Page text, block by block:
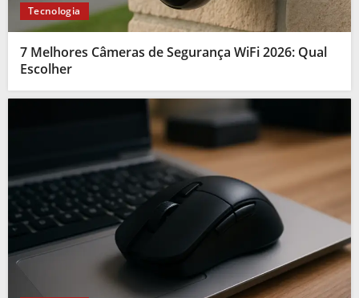
Tecnologia
7 Melhores Câmeras de Segurança WiFi 2026: Qual
Escolher